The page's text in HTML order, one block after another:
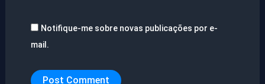
Notifique-me sobre novas publicações por e-
mail.